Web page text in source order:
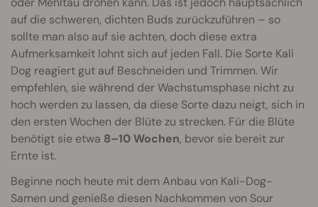
auf die schweren, dichten Buds zurückzuführen – so
sollte man also auf sie achten, doch diese extra
Aufmerksamkeit lohnt sich auf jeden Fall. Die Sorte Kali
Dog reagiert gut auf Beschneiden und Trimmen. Wir
empfehlen, sie während der Wachstumsphase nicht zu
hoch werden zu lassen, da diese Sorte dazu neigt, sich in
den ersten Wochen der Blüte zu strecken. Für die Blüte
benötigt sie etwa 8–10 Wochen, bevor sie bereit zur
Ernte ist.
Beginne noch heute mit dem Anbau von Kali-Dog-
Samen und genieße diesen Nachkommen von Sour